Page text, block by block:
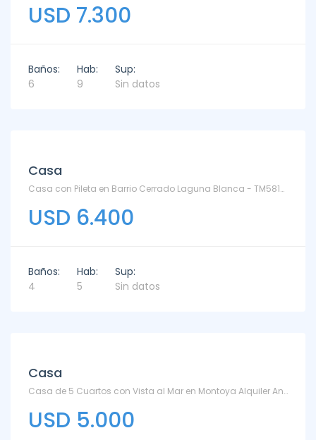
USD 7.300
Baños:
6
Hab:
9
Sup:
Sin datos
Casa
Casa con Pileta en Barrio Cerrado Laguna Blanca - TM5816 - Laguna Blanca
USD 6.400
Baños:
4
Hab:
5
Sup:
Sin datos
Casa
Casa de 5 Cuartos con Vista al Mar en Montoya Alquiler Anual - TM6169112 - Montoya
USD 5.000